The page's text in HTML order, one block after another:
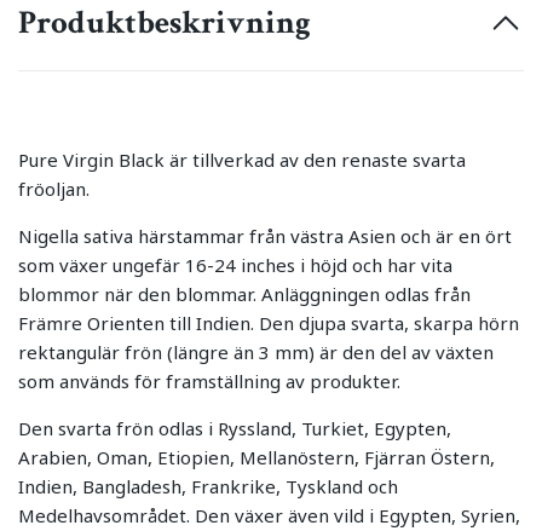
Produktbeskrivning
Pure Virgin Black är tillverkad av den renaste svarta
fröoljan.
Nigella sativa härstammar från västra Asien och är en ört
som växer ungefär 16-24 inches i höjd och har vita
blommor när den blommar. Anläggningen odlas från
Främre Orienten till Indien. Den djupa svarta, skarpa hörn
rektangulär frön (längre än 3 mm) är den del av växten
som används för framställning av produkter.
Den svarta frön odlas i Ryssland, Turkiet, Egypten,
Arabien, Oman, Etiopien, Mellanöstern, Fjärran Östern,
Indien, Bangladesh, Frankrike, Tyskland och
Medelhavsområdet. Den växer även vild i Egypten, Syrien,